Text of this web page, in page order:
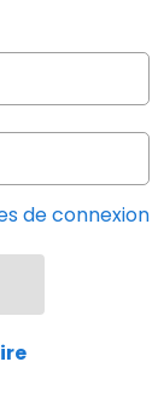
de connexion